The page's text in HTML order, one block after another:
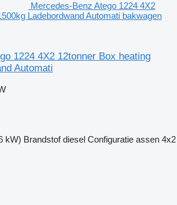
Mercedes-Benz Atego 1224 4X2
Ladebordwand Automati bakwagen
1224 4X2 12tonner Box heating
Automati
kW) Brandstof diesel Configuratie assen 4x2